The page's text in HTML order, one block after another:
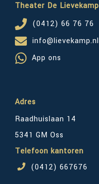
Theater De Lievekamp
(0412) 66 76 76
info@lievekamp.nl
App ons
Adres
Raadhuislaan 14
5341 GM Oss
Telefoon kantoren
(0412) 667676